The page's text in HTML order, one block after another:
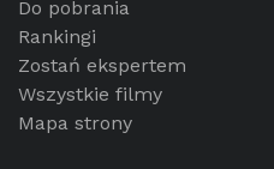
Do pobrania
Rankingi
Zostań ekspertem
Wszystkie filmy
Mapa strony